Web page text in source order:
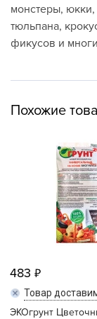
монстеры,
тюльпана,
фикусов и
Похожие
483
Товар
ЭКОгрунт